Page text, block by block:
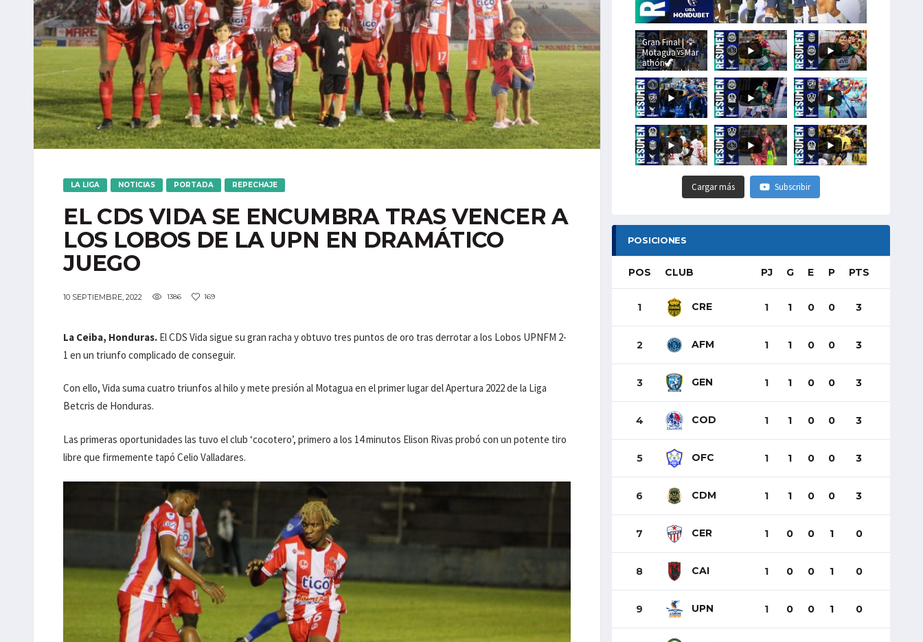
LA LIGA NOTICIAS PORTADA REPECHAJE
EL CDS VIDA SE ENCUMBRA TRAS VENCER A
LOS LOBOS DE LA UPN EN DRAMÁTICO
JUEGO
10 SEPTIEMBRE, 2022 1386 169
La Ceiba, Honduras. El CDS Vida sigue su gran racha y obtuvo tres puntos de oro tras derrotar a los Lobos UPNFM 2-
1 en un triunfo complicado de conseguir.
Con ello, Vida suma cuatro triunfos al hilo y mete presión al Motagua en el primer lugar del Apertura 2022 de la Liga
Betcris de Honduras.
Las primeras oportunidades las tuvo el club ‘cocotero’, primero a los 14 minutos Elison Rivas probó con un potente tiro
libre que firmemente tapó Celio Valladares.
Gran Final | 🦅
Motagua🆚Mar
athón🦖
#LigaHondubet
Cargar más Subscribir
POSICIONES
POS CLUB PJ G E P PTS
1 CRE 1 1 0 0 3
2 AFM 1 1 0 0 3
3 GEN 1 1 0 0 3
4 COD 1 1 0 0 3
5 OFC 1 1 0 0 3
6 CDM 1 1 0 0 3
7 CER 1 0 0 1 0
8 CAI 1 0 0 1 0
9 UPN 1 0 0 1 0